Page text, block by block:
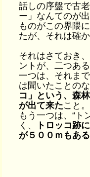
話しの序盤で古
ー」なんてのが
ものがこの界隈
たが、それは確
それはさておき
ントが、二つある
一つは、それま
は聞いたことのな
コ」という、森
が出て来たこと。
もう一つは、“ト
く、
トロッコ跡
が５００ｍもあ